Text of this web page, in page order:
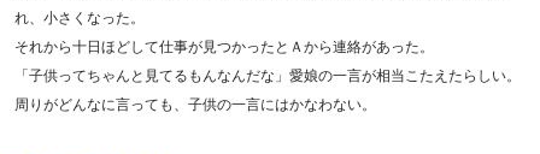
れ、小さくなった。
それから十日ほどして仕事が見つかったとＡから連絡があった。
「子供ってちゃんと見てるもんなんだな」愛娘の一言が相当こたえたらしい。
周りがどんなに言っても、子供の一言にはかなわない。